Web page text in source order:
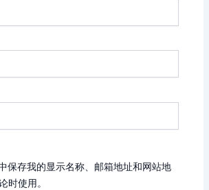
保存我的显示名称、邮箱地址和网站地
时使用。